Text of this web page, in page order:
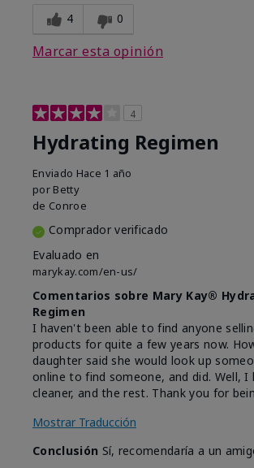
4 0
Marcar esta opinión
4
Hydrating Regimen
Enviado Hace 1 año
por Betty
de Conroe
Comprador verificado
Evaluado en
marykay.com/en-us/
Comentarios sobre Mary Kay®
Regimen
I haven't been able to find anyone
products for quite a few years now.
daughter said she would look up
online to find someone, and did. Well, I
cleaner, and the rest. Thank you for
Mostrar Traducción
Conclusión Sí, recomendaría a un